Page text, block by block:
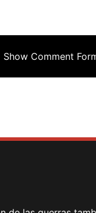
Show Comment